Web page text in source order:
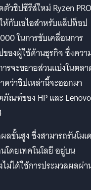
วชิปซีรีส์ใหม่ Ryzen PRO
ห้กับเอไอสำหรับแล็ปท็อป
ในการขับเคลื่อนการ
องผู้ใช้ด้านธุรกิจ ซึ่งควา
รจะขยายส่วนแบ่งในตล
ดว่าชิปเหล่านี้จะออกมา
ณฑ์ของ HP และ Lenovo
ขั้นสูง ซึ่งสามารถรันโมเ
ดยเทคโนโลยี อยู่บน
ม่ได้ใช้การประมวลผลผ่า